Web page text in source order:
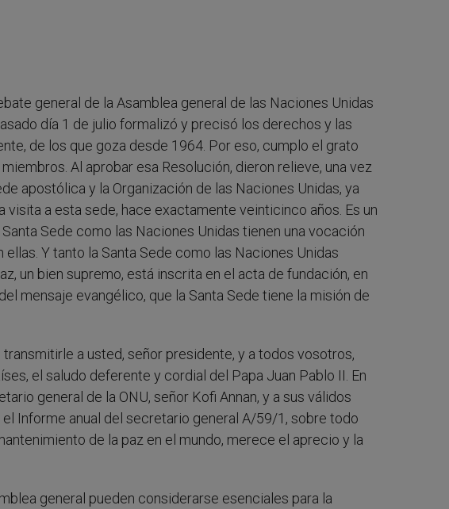
general de la Asamblea general de las Naciones Unidas
día 1 de julio formalizó y precisó los derechos y las
de los que goza desde 1964. Por eso, cumplo el grato
Al aprobar esa Resolución, dieron relieve, una vez
apostólica y la Organización de las Naciones Unidas, ya
a esta sede, hace exactamente veinticinco años. Es un
Sede como las Naciones Unidas tienen una vocación
Y tanto la Santa Sede como las Naciones Unidas
un bien supremo, está inscrita en el acta de fundación, en
mensaje evangélico, que la Santa Sede tiene la misión de
a usted, señor presidente, y a todos vosotros,
el saludo deferente y cordial del Papa Juan Pablo II. En
general de la ONU, señor Kofi Annan, y a sus válidos
Informe anual del secretario general A/59/1, sobre todo
de la paz en el mundo, merece el aprecio y la
general pueden considerarse esenciales para la